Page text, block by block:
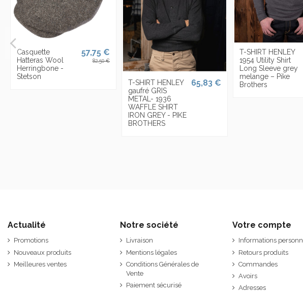
Casquette
Hatteras Wool
Herringbone -
Stetson
57,75 €
82,50 €
T-SHIRT HENLEY
gaufré GRIS
METAL- 1936
WAFFLE SHIRT
IRON GREY - PIKE
BROTHERS
65,83 €
T-SHIRT HENLEY
1954 Utility Shirt
Long Sleeve grey
melange – Pike
Brothers
Actualité
Promotions
Nouveaux produits
Meilleures ventes
Notre société
Livraison
Mentions légales
Conditions Générales de
Vente
Paiement sécurisé
Votre compte
Informations
Retours produits
Commandes
Avoirs
Adresses